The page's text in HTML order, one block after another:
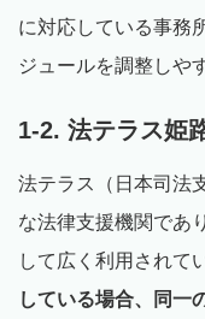
に対応している事務
ジュールを調整しや
1-2. 法テラス姫
法テラス（日本司法
な法律支援機関であ
して広く利用されて
している場合、同一